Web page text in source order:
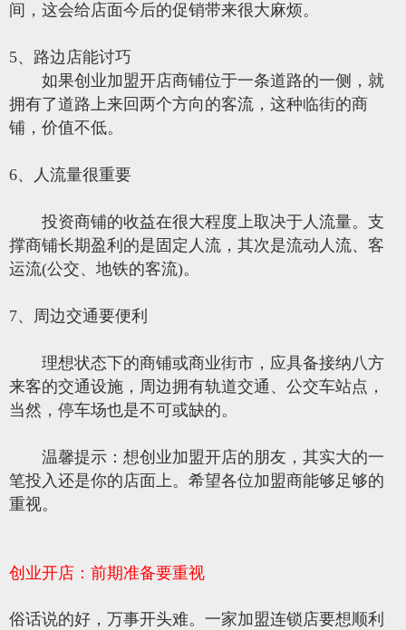
间，这会给店面今后的促销带来很大麻烦。
5、路边店能讨巧
如果创业加盟开店商铺位于一条道路的一侧，就
拥有了道路上来回两个方向的客流，这种临街的商
铺，价值不低。
6、人流量很重要
投资商铺的收益在很大程度上取决于人流量。支
撑商铺长期盈利的是固定人流，其次是流动人流、客
运流(公交、地铁的客流)。
7、周边交通要便利
理想状态下的商铺或商业街市，应具备接纳八方
来客的交通设施，周边拥有轨道交通、公交车站点，
当然，停车场也是不可或缺的。
温馨提示：想创业加盟开店的朋友，其实大的一
笔投入还是你的店面上。希望各位加盟商能够足够的
重视。
创业开店：前期准备要重视
俗话说的好，万事开头难。一家加盟连锁店要想顺利